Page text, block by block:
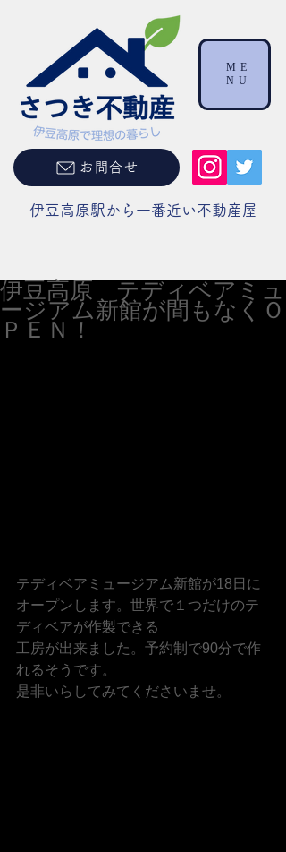
伊豆高原駅から一番近い不動産屋
お問合せ
ME
NU
伊豆高原 テディベアミュ
ージアム新館が間もなくＯ
ＰＥＮ！
テディベアミュージアム新館が18日に
オープンします。世界で１つだけのテ
ディベアが作製できる
工房が出来ました。予約制で90分で作
れるそうです。
是非いらしてみてくださいませ。